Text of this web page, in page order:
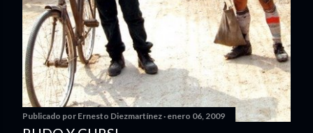
Publicado por Ernesto Diezmartínez enero 06, 2009